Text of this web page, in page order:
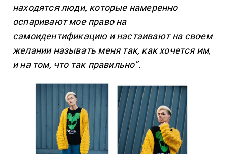
находятся люди, которые намеренно
оспаривают мое право на
самоидентификацию и настаивают на своем
желании называть меня так, как хочется им,
и на том, что так правильно”.